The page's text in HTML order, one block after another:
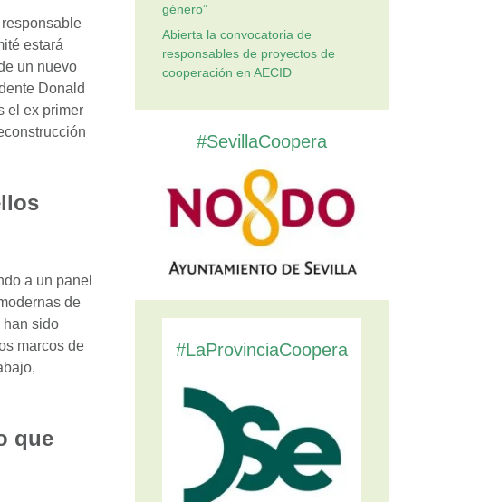
estará
un nuevo
Donald
el ex primer
a un panel
de
han sido
marcos de
que
género”
Abierta la convocatoria de
responsables de proyectos de
cooperación en AECID
#SevillaCoopera
#LaProvinciaCoopera